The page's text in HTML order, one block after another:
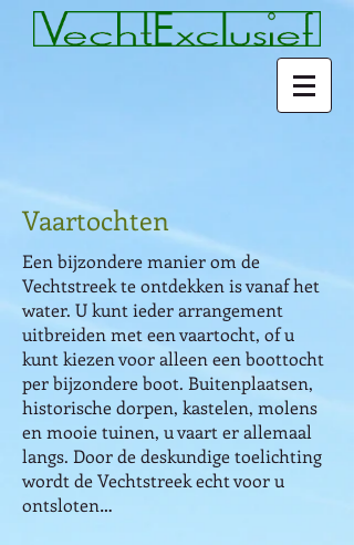
Vaartochten
Een bijzondere manier om de
Vechtstreek te ontdekken is vanaf het
water. U kunt ieder arrangement
uitbreiden met een vaartocht, of u
kunt kiezen voor alleen een boottocht
per bijzondere boot. Buitenplaatsen,
historische dorpen, kastelen, molens
en mooie tuinen, u vaart er allemaal
langs. Door de deskundige toelichting
wordt de Vechtstreek echt voor u
ontsloten…